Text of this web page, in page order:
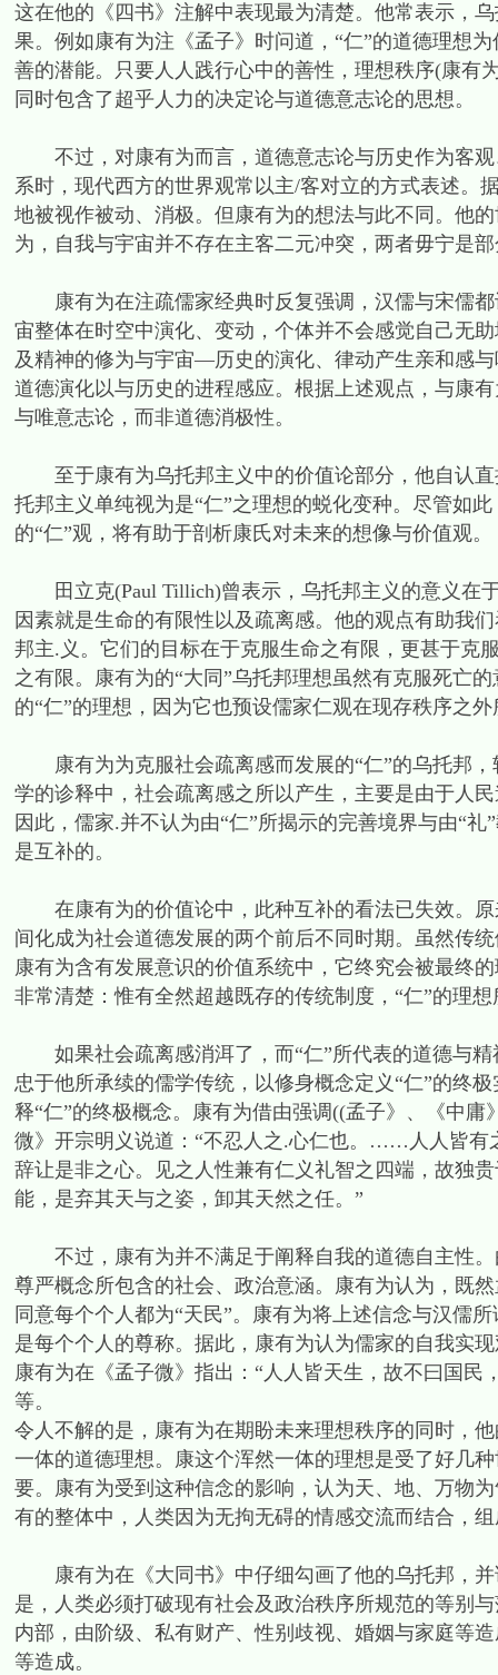
这在他的《四书》注解中表现最为清楚。他常表示，
果。例如康有为注《孟子》时问道，“仁”的道德理想
善的潜能。只要人人践行心中的善性，理想秩序(康有
同时包含了超乎人力的决定论与道德意志论的思想。
不过，对康有为而言，道德意志论与历史作为客观
系时，现代西方的世界观常以主/客对立的方式表述。
地被视作被动、消极。但康有为的想法与此不同。他
为，自我与宇宙并不存在主客二元冲突，两者毋宁是
康有为在注疏儒家经典时反复强调，汉儒与宋儒都
宙整体在时空中演化、变动，个体并不会感觉自己无
及精神的修为与宇宙—历史的演化、律动产生亲和感
道德演化以与历史的进程感应。根据上述观点，与康
与唯意志论，而非道德消极性。
至于康有为乌托邦主义中的价值论部分，他自认直
托邦主义单纯视为是“仁”之理想的蜕化变种。尽管如
的“仁”观，将有助于剖析康氏对未来的想像与价值观。
田立克(Paul Tillich)曾表示，乌托邦主义的意义在
因素就是生命的有限性以及疏离感。他的观点有助我
邦主.义。它们的目标在于克服生命之有限，更甚于克
之有限。康有为的“大同”乌托邦理想虽然有克服死亡
的“仁”的理想，因为它也预设儒家仁观在现存秩序之
康有为为克服社会疏离感而发展的“仁”的乌托邦，
学的诊释中，社会疏离感之所以产生，主要是由于人
因此，儒家.并不认为由“仁”所揭示的完善境界与由“
是互补的。
在康有为的价值论中，此种互补的看法已失效。原
间化成为社会道德发展的两个前后不同时期。虽然传
康有为含有发展意识的价值系统中，它终究会被最终
非常清楚：惟有全然超越既存的传统制度，“仁”的理
如果社会疏离感消洱了，而“仁”所代表的道德与精
忠于他所承续的儒学传统，以修身概念定义“仁”的终
释“仁”的终极概念。康有为借由强调((孟子》、《中
微》开宗明义说道：“不忍人之.心仁也。……人人皆
辞让是非之心。见之人性兼有仁义礼智之四端，故独
能，是弃其天与之姿，卸其天然之任。”
不过，康有为并不满足于阐释自我的道德自主性。
尊严概念所包含的社会、政治意涵。康有为认为，既
同意每个个人都为“天民”。康有为将上述信念与汉儒
是每个个人的尊称。据此，康有为认为儒家的自我实
康有为在《孟子微》指出：“人人皆天生，故不曰国
等。
令人不解的是，康有为在期盼未来理想秩序的同时，
一体的道德理想。康这个浑然一体的理想是受了好几
要。康有为受到这种信念的影响，认为天、地、万物
有的整体中，人类因为无拘无碍的情感交流而结合，
康有为在《大同书》中仔细勾画了他的乌托邦，并
是，人类必须打破现有社会及政治秩序所规范的等别
内部，由阶级、私有财产、性别歧视、婚姻与家庭等
等造成。